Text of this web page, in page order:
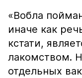
«Вобла
иначе как
кстати,
лакомством.
отдельных